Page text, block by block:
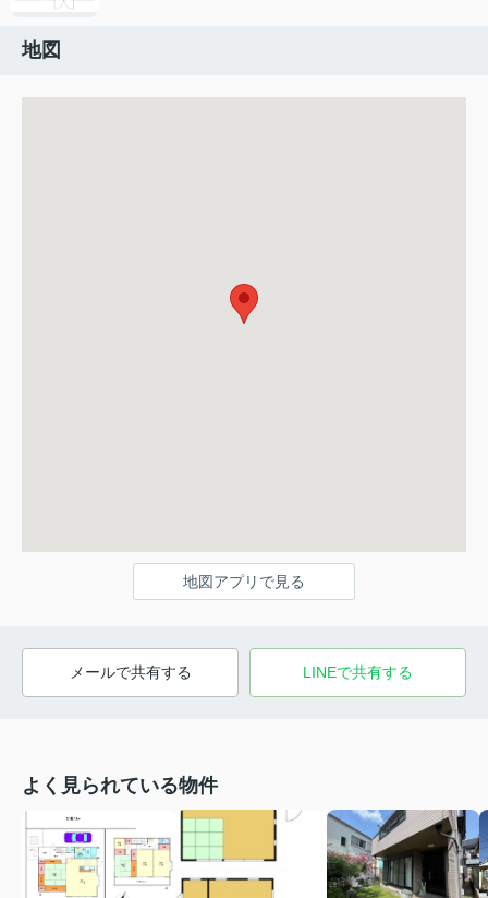
地図
地図アプリで見る
メールで共有する LINEで共有する
よく見られている物件